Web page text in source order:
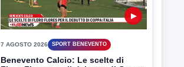
Il Benevento è pronto al debutto di Coppa
Italia. Scelte...